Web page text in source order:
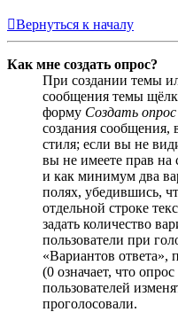
Вернуться к началу
Как мне создать опрос?
При создании темы
сообщения темы
форму Создать опрос
создания сообщения,
стиля; если вы не
вы не имеете прав на
и как минимум два
полях, убедившись,
отдельной строке
задать количество
пользователи при
«Вариантов ответа»,
(0 означает, что
пользователей
проголосовали.